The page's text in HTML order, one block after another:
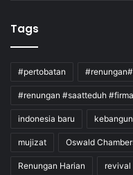
Tags
#pertobatan
#renungan #saatteduh
indonesia baru
mujizat Oswald
Renungan Harian revival